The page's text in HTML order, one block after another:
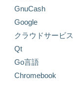
GnuCash
Google
クラウドサービス
Qt
Go言語
Chromebook